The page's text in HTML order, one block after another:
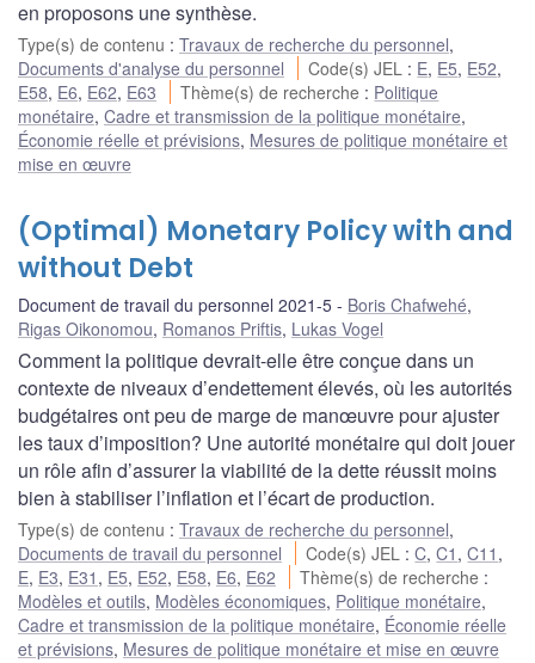
en proposons une synthèse.
Type(s) de contenu : Travaux de recherche du personnel,
Documents d'analyse du personnel
Code(s) JEL : E, E5, E52,
E58, E6, E62, E63 Thème(s) de recherche : Politique
monétaire, Cadre et transmission de la politique monétaire,
Économie réelle et prévisions, Mesures de politique monétaire et
mise en œuvre
(Optimal) Monetary Policy with and
without Debt
Document de travail du personnel 2021-5 Boris Chafwehé,
Rigas Oikonomou, Romanos Priftis, Lukas Vogel
Comment la politique devrait-elle être conçue dans un
contexte de niveaux d’endettement élevés, où les autorités
budgétaires ont peu de marge de manœuvre pour ajuster
les taux d’imposition? Une autorité monétaire qui doit jouer
un rôle afin d’assurer la viabilité de la dette réussit moins
bien à stabiliser l’inflation et l’écart de production.
Type(s) de contenu : Travaux de recherche du personnel,
Documents de travail du personnel
Code(s) JEL :C,C1 ,C11 ,
E, E3, E31 , E5, E52, E58, E6, E62 Thème(s) de recherche :
Modèles et outils, Modèles économiques, Politique monétaire,
Cadre et transmission de la politique monétaire, Économie réelle
et prévisions, Mesures de politique monétaire et mise en œuvre